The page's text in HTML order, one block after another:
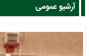
آرشیو عمومی